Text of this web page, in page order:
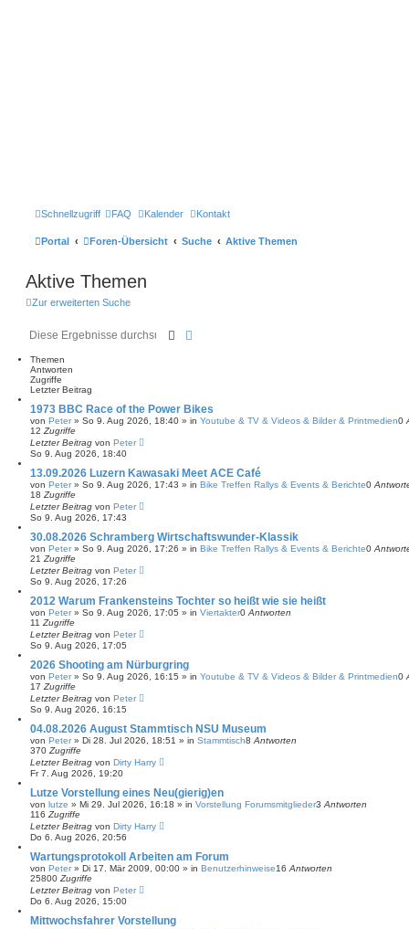
Schnellzugriff FAQ Kalender Kontakt
Portal Foren-Übersicht Suche Aktive Themen
Aktive Themen
Zur erweiterten Suche
Suche
Themen
Antworten
Zugriffe
Letzter Beitrag
1973 BBC Race of the Power Bikes
von Peter» So 9. Aug 2026, 18:40 » in Youtube & TV & Videos & Bilder & Printmedien0
12 Zugriffe
Letzter Beitrag von Peter
So 9. Aug 2026, 18:40
13.09.2026 Luzern Kawasaki Meet ACE Café
von Peter» So 9. Aug 2026, 17:43 » in Bike Treffen Rallys & Events & Berichte0
18 Zugriffe
Letzter Beitrag von Peter
So 9. Aug 2026, 17:43
30.08.2026 Schramberg Wirtschaftswunder-Klassik
von Peter» So 9. Aug 2026, 17:26 » in Bike Treffen Rallys & Events & Berichte0
21 Zugriffe
Letzter Beitrag von Peter
So 9. Aug 2026, 17:26
2012 Warum Frankensteins Tochter so heißt wie sie heißt
von Peter» So 9. Aug 2026, 17:05 » in Viertakter0 Antworten
11 Zugriffe
Letzter Beitrag von Peter
So 9. Aug 2026, 17:05
2026 Shooting am Nürburgring
von Peter» So 9. Aug 2026, 16:15 » in Youtube & TV & Videos & Bilder & Printmedien0
17 Zugriffe
Letzter Beitrag von Peter
So 9. Aug 2026, 16:15
04.08.2026 August Stammtisch NSU Museum
von Peter» Di 28. Jul 2026, 18:51 » in Stammtisch8 Antworten
370 Zugriffe
Letzter Beitrag von Dirty Harry
Fr 7. Aug 2026, 19:20
Lutze Vorstellung eines Neu(gierig)en
von lutze » Mi 29. Jul 2026, 16:18 » in Vorstellung Forumsmitglieder3 Antworten
116 Zugriffe
Letzter Beitrag von Dirty Harry
Do 6. Aug 2026, 20:56
Wartungsprotokoll Arbeiten am Forum
von Peter» Di 17. Mär 2009, 00:00 » in Benutzerhinweise16 Antworten
25800 Zugriffe
Letzter Beitrag von Peter
Do 6. Aug 2026, 15:00
Mittwochsfahrer Vorstellung